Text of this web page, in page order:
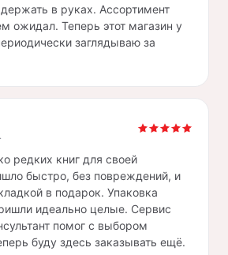
в руках. Ассортимент
ожидал. Теперь этот магазин у
заглядываю за
редких книг для своей
быстро, без повреждений, и
в подарок. Упаковка
идеально целые. Сервис
помог с выбором
буду здесь заказывать ещё.